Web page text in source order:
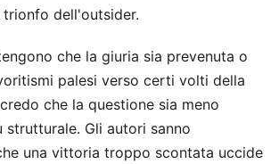
dell'outsider.
che la giuria sia prevenuta o
palesi verso certi volti della
che la questione sia meno
strutturale. Gli autori sanno
una vittoria troppo scontata uccide